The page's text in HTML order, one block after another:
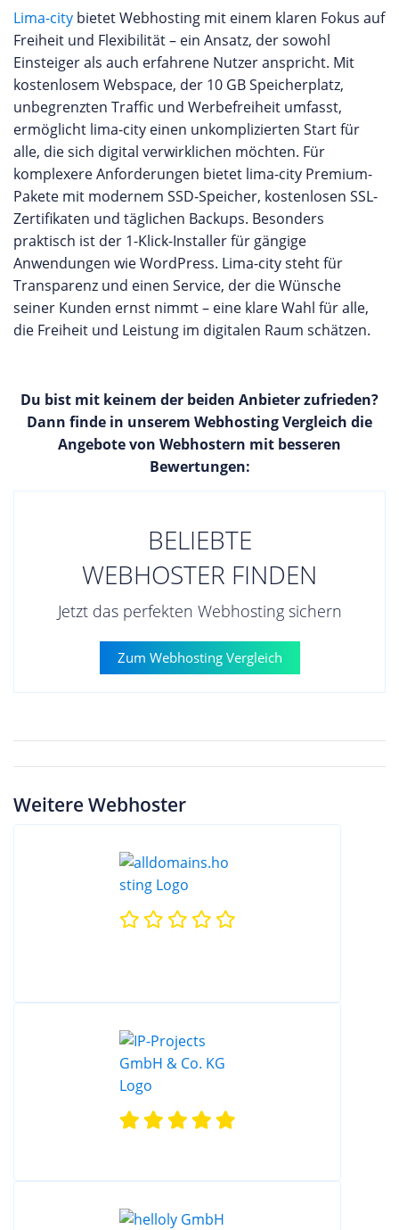
Lima-city bietet Webhosting mit einem klaren Fokus auf
Freiheit und Flexibilität – ein Ansatz, der sowohl
Einsteiger als auch erfahrene Nutzer anspricht. Mit
kostenlosem Webspace, der 10 GB Speicherplatz,
unbegrenzten Traffic und Werbefreiheit umfasst,
ermöglicht lima-city einen unkomplizierten Start für
alle, die sich digital verwirklichen möchten. Für
komplexere Anforderungen bietet lima-city Premium-
Pakete mit modernem SSD-Speicher, kostenlosen SSL-
Zertifikaten und täglichen Backups. Besonders
praktisch ist der 1-Klick-Installer für gängige
Anwendungen wie WordPress. Lima-city steht für
Transparenz und einen Service, der die Wünsche
seiner Kunden ernst nimmt – eine klare Wahl für alle,
die Freiheit und Leistung im digitalen Raum schätzen.
Du bist mit keinem der beiden Anbieter zufrieden?
Dann finde in unserem Webhosting Vergleich die
Angebote von Webhostern mit besseren
Bewertungen:
BELIEBTE
WEBHOSTER FINDEN
Jetzt das perfekten Webhosting sichern
Zum Webhosting Vergleich
Weitere Webhoster